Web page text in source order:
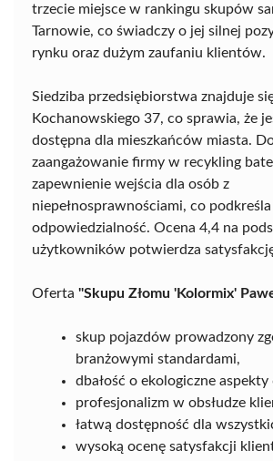
trzecie miejsce w rankingu skupów
Tarnowie, co świadczy o jej silnej
rynku oraz dużym zaufaniu klientów.
Siedziba przedsiębiorstwa znajduje
Kochanowskiego 37, co sprawia, że
dostępna dla mieszkańców miasta.
zaangażowanie firmy w recykling
zapewnienie wejścia dla osób z
niepełnosprawnościami, co podkreśla
odpowiedzialność. Ocena 4,4 na
użytkowników potwierdza
Oferta "Skupu Złomu 'Kolormix'
skup pojazdów prowadzony
branżowymi standardami,
dbałość o ekologiczne aspekty
profesjonalizm w obsłudze
łatwą dostępność dla
wysoką ocenę satysfakcji